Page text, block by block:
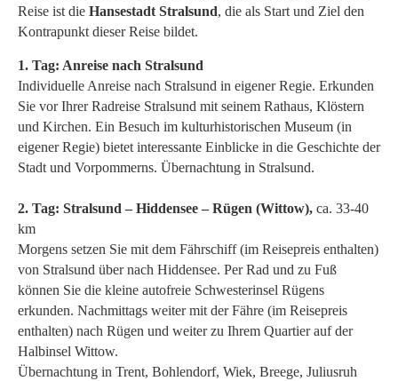
Reise ist die Hansestadt Stralsund, die als Start und Ziel den
Kontrapunkt dieser Reise bildet.
1. Tag: Anreise nach Stralsund
Individuelle Anreise nach Stralsund in eigener Regie. Erkunden
Sie vor Ihrer Radreise Stralsund mit seinem Rathaus, Klöstern
und Kirchen. Ein Besuch im ­kulturhistorischen Museum (in
eigener Regie) bietet interessante Einblicke in die Geschichte der
Stadt und Vorpommerns. Übernachtung in Stralsund.
2. Tag: Stralsund – Hiddensee – Rügen (Wittow), ca. 33-40
km
Morgens setzen Sie mit dem Fährschiff (im Reisepreis enthalten)
von Stralsund über nach Hiddensee. Per Rad und zu Fuß
können Sie die kleine autofreie Schwesterinsel Rügens
erkunden. Nachmittags weiter mit der Fähre (im Reisepreis
enthalten) nach Rügen und weiter zu Ihrem Quartier auf der
Halbinsel Wittow.
Übernachtung in Trent, Bohlendorf, Wiek, Breege, Juliusruh